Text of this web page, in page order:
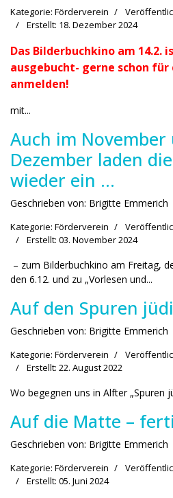
Kategorie: Förderverein
Erstellt: 18. Dezember 2024
Das Bilderbuchkino am 14.2.
ausgebucht- gerne schon für
anmelden!
mit...
Auch im November
Dezember laden
wieder ein …
Geschrieben von: Brigitte Emmerich
Kategorie: Förderverein
Erstellt: 03. November 2024
– zum Bilderbuchkino am Freitag,
den 6.12. und zu „Vorlesen und...
Auf den Spuren
Geschrieben von: Brigitte Emmerich
Kategorie: Förderverein
Erstellt: 22. August 2022
Wo begegnen uns in Alfter „Spuren
Auf die Matte –
Geschrieben von: Brigitte Emmerich
Kategorie: Förderverein
Erstellt: 05. Juni 2024